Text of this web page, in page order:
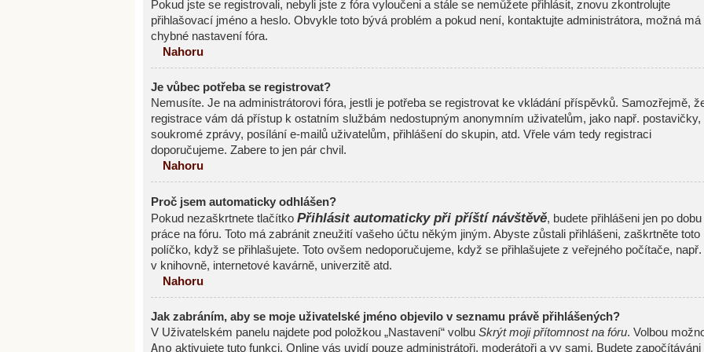
Pokud jste se registrovali, nebyli jste z fóra vyloučeni a stále se nemůžete přihlásit, znovu zkontrolujte
přihlašovací jméno a heslo. Obvykle toto bývá problém a pokud není, kontaktujte administrátora, možná má
chybné nastavení fóra.
Nahoru
Je vůbec potřeba se registrovat?
Nemusíte. Je na administrátorovi fóra, jestli je potřeba se registrovat ke vkládání příspěvků. Samozřejmě,
registrace vám dá přístup k ostatním službám nedostupným anonymním uživatelům, jako např. postavičky,
soukromé zprávy, posílání e-mailů uživatelům, přihlášení do skupin, atd. Vřele vám tedy registraci
doporučujeme. Zabere to jen pár chvil.
Nahoru
Proč jsem automaticky odhlášen?
Pokud nezaškrtnete tlačítko Přihlásit automaticky při příští návštěvě, budete přihlášeni jen po dobu
práce na fóru. Toto má zabránit zneužití vašeho účtu někým jiným. Abyste zůstali přihlášeni, zaškrtněte toto
políčko, když se přihlašujete. Toto ovšem nedoporučujeme, když se přihlašujete z veřejného počítače, např.
v knihovně, internetové kavárně, univerzitě atd.
Nahoru
Jak zabráním, aby se moje uživatelské jméno objevilo v seznamu právě přihlášených?
V Uživatelském panelu najdete pod položkou „Nastavení“ volbu Skrýt moji přítomnost na fóru. Volbou
Ano aktivujete tuto funkci. Online vás uvidí pouze administrátoři, moderátoři a vy sami. Budete započítáváni